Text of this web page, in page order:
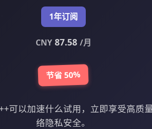
1年订阅
CNY87.58 /月
节省 50%
可以加速什么试用，立即享受高质
络隐私安全。